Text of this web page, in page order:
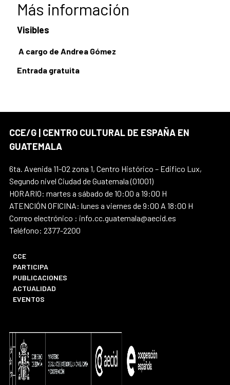
Más información
Visibles
A cargo de Andrea Gómez
Entrada gratuita
CCE/G | CENTRO CULTURAL DE ESPAÑA EN
GUATEMALA
6ta. Avenida 11-02 zona 1, Centro Histórico – Edifico Lux,
Segundo nivel Ciudad de Guatemala (01001)
HORARIO: martes a sábado de 10:00 a 19:00 H
ATENCIÓN OFICINA: lunes a viernes de 9:00 A 18:00 H
Correo electrónico : info.cc.guatemala@aecid.es
Teléfono: 2377-2200
CCE
PARTICIPA
PUBLICACIONES
ACTUALIDAD
EVENTOS